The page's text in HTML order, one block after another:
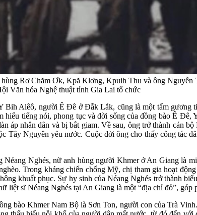
Rơ Chăm Ơk, Kpă Klơng, Kpuih Thu và ông Nguyễn
Văn hóa Nghệ thuật tỉnh Gia Lai tổ chức
Bih Alêô, người Ê Đê ở Đắk Lắk, cũng là một tấm gương
hiểu tiếng nói, phong tục và đời sống của đồng bào Ê
áp nhân dân và bị bắt giam. Về sau, ông trở thành cán
Tây Nguyên yêu nước. Cuộc đời ông cho thấy công tác
Néang Nghés, nữ anh hùng người Khmer ở An Giang là
Trong kháng chiến chống Mỹ, chị tham gia hoạt
khuất phục. Sự hy sinh của Néang Nghés trở thành
liệt sĩ Néang Nghés tại An Giang là một “địa chỉ đỏ”,
bào Khmer Nam Bộ là Sơn Ton, người con của Trà